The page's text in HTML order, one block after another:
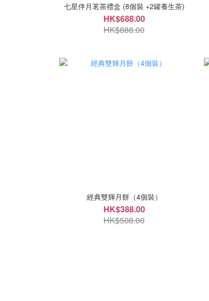
七星伴月茗茶禮盒 (8個裝 +2罐養生茶)
HK$688.00
HK$888.00
經典雙輝月餅（4個裝）
HK$388.00
HK$508.00